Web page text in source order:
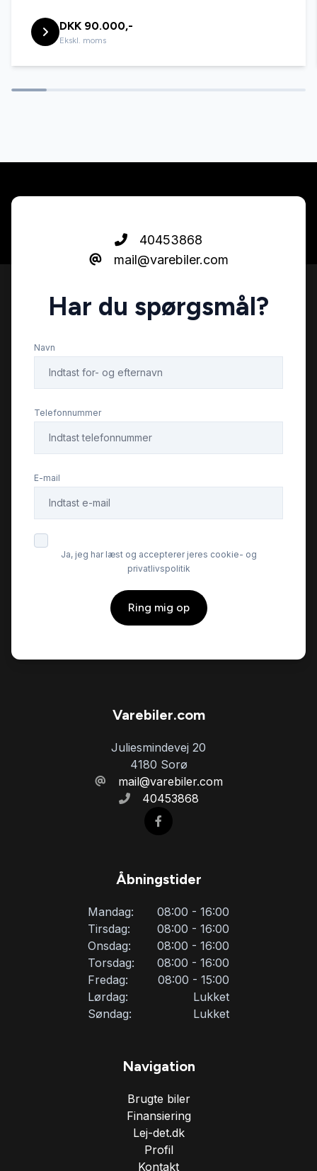
DKK 90.000,-
Ekskl. moms
40453868
mail@varebiler.com
Har du spørgsmål?
Navn
Telefonnummer
E-mail
Ja, jeg har læst og accepterer jeres cookie- og
privatlivspolitik
Ring mig op
Varebiler.com
Juliesmindevej 20
4180 Sorø
mail@varebiler.com
40453868
Åbningstider
Mandag:
08:00 - 16:00
Tirsdag:
08:00 - 16:00
Onsdag:
08:00 - 16:00
Torsdag:
08:00 - 16:00
Fredag:
08:00 - 15:00
Lørdag:
Lukket
Søndag:
Lukket
Navigation
Brugte biler
Finansiering
Lej-det.dk
Profil
Kontakt